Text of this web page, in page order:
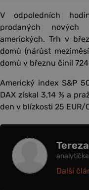
V odpoledních
prodaných
amerických. Trh v
domů (nárůst
domů v březnu činil
Americký index S&P
DAX získal 3,14 % a
den v blízkosti 25 EUR/
Další